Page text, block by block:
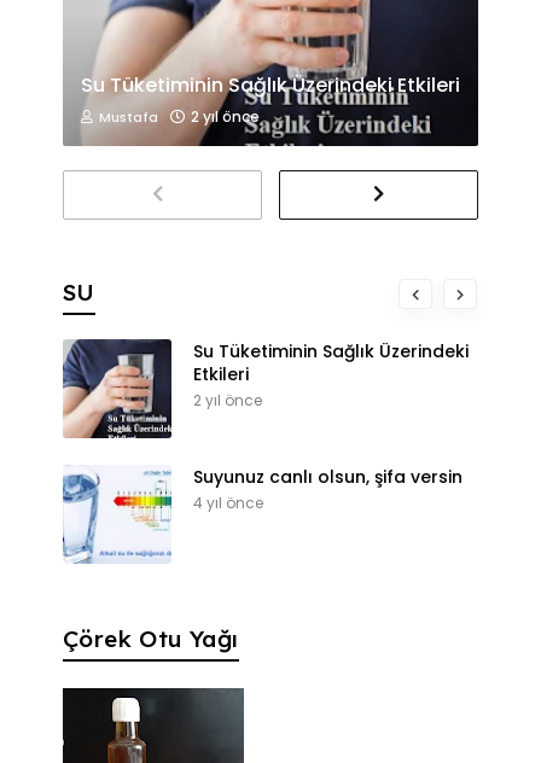
Su Tüketiminin Sağlık Üzerindeki Etkileri
Mustafa 2 yıl önce
SU
Su Tüketiminin Sağlık Üzerindeki
Etkileri
2 yıl önce
Suyunuz canlı olsun, şifa versin
4 yıl önce
Çörek Otu Yağı